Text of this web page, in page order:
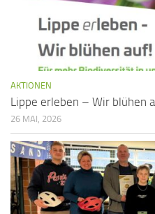
AKTIONEN
Lippe erleben – Wir blühen
26 MAI, 2026